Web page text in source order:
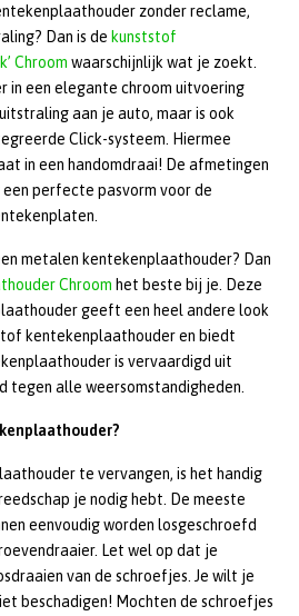
zonder reclame,
Dan is de kunststof
Chroom waarschijnlijk wat je zoekt.
in een elegante chroom uitvoering
aan je auto, maar is ook
Click-systeem. Hiermee
in een handomdraai! De afmetingen
een perfecte pasvorm voor de
metalen kentekenplaathouder? Dan
Chroom het beste bij je. Deze
geeft een heel andere look
kentekenplaathouder en biedt
is vervaardigd uit
tegen alle weersomstandigheden.
te vervangen, is het handig
je nodig hebt. De meeste
eenvoudig worden losgeschroefd
Let wel op dat je
van de schroefjes. Je wilt je
beschadigen! Mochten de schroefjes